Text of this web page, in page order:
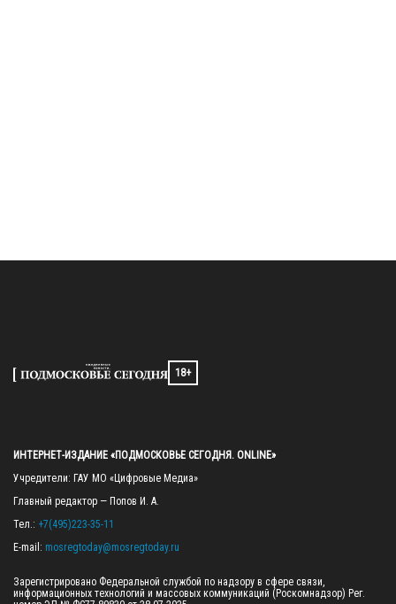
18+
ИНТЕРНЕТ-ИЗДАНИЕ «ПОДМОСКОВЬЕ СЕГОДНЯ. ONLINE»
Учредители: ГАУ МО «Цифровые Медиа»
Главный редактор — Попов И. А.
Тел.: +7(495)223-35-11
E-mail: mosregtoday@mosregtoday.ru
Зарегистрировано Федеральной службой по надзору в сфере связи,
информационных технологий и массовых коммуникаций (Роскомнадзор) Рег.